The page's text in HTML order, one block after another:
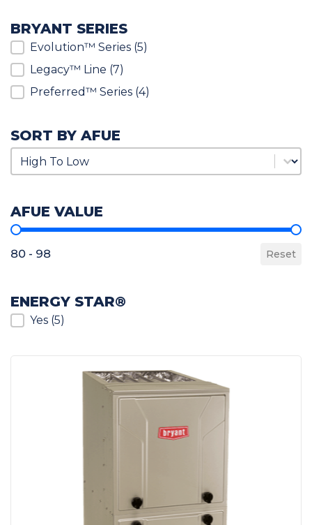
BRYANT SERIES
Bryant Series
Evolution™ Series (5)
Legacy™ Line (7)
Preferred™ Series (4)
SORT BY AFUE
Sort by AFUE
Sort by AFUE
AFUE VALUE
AFUE Value
80 - 98 Reset
ENERGY STAR®
ENERGY STAR®
Yes (5)